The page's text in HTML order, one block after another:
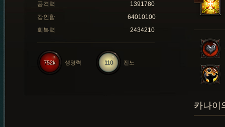
공격력
1391780
강인함
64010100
회복력
2434210
110 진노
752k 생명력
카나이